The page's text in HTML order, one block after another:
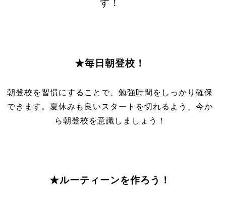
す！
★毎日朝登校！
朝登校を習慣にすることで、勉強時間をしっかり確保
できます。夏休みも良いスタートを切れるよう、今か
ら朝登校を意識しましょう！
★ルーティーンを作ろう！